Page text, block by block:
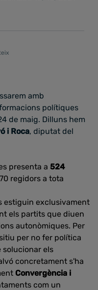
amb
polítiques
de maig. Dilluns hem
i Roca, diputat del
presenta a 524
regidors a tota
estiguin exclusivament
els partits que diuen
autonòmiques. Per
per no fer política
solucionar els
concretament s'ha
Convergència i
com un